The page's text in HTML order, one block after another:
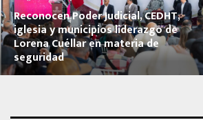
Reconocen Poder Judicial, CEDHT,
iglesia y municipios liderazgo de
Lorena Cuéllar en materia de
seguridad